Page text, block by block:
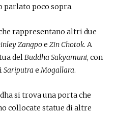
parlato poco sopra.
rappresentano altri due
Zangpoe Zin Chotok. A
delBuddha Sakyamuni, con
Sariputra eMogallara.
si trova una porta che
collocate statue di altre